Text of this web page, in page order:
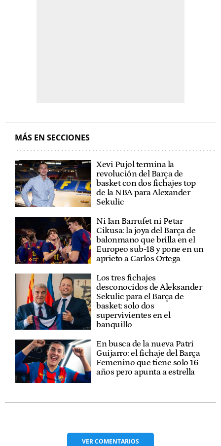
MÁS EN SECCIONES
Xevi Pujol termina la
revolución del Barça de
basket con dos fichajes top
de la NBA para Alexander
Sekulic
Ni Ian Barrufet ni Petar
Cikusa: la joya del Barça de
balonmano que brilla en el
Europeo sub-18 y pone en un
aprieto a Carlos Ortega
Los tres fichajes
desconocidos de Aleksander
Sekulic para el Barça de
basket: solo dos
supervivientes en el
banquillo
En busca de la nueva Patri
Guijarro: el fichaje del Barça
Femenino que tiene solo 16
años pero apunta a estrella
VERCOMENTARIOS